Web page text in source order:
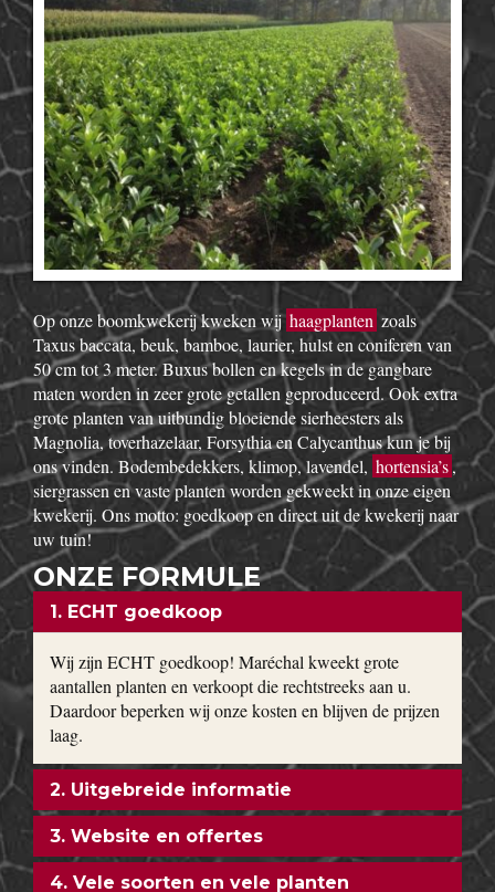
Op onze boomkwekerij kweken wijhaagplanten zoals
Taxus baccata, beuk, bamboe, laurier, hulst en coniferen van
50 cm tot 3 meter. Buxus bollen en kegels in de gangbare
maten worden in zeer grote getallen geproduceerd. Ook extra
grote planten van uitbundig bloeiende sierheesters als
Magnolia, toverhazelaar, Forsythia en Calycanthus kun je bij
ons vinden. Bodembedekkers, klimop, lavendel, hortensia’s,
siergrassen en vaste planten worden gekweekt in onze eigen
kwekerij. Ons motto: goedkoop en direct uit de kwekerij naar
uw tuin!
ONZE FORMULE
1. ECHT goedkoop
Wij zijn ECHT goedkoop! Maréchal kweekt grote
aantallen planten en verkoopt die rechtstreeks aan u.
Daardoor beperken wij onze kosten en blijven de prijzen
laag.
2. Uitgebreide informatie
3. Website en offertes
4. Vele soorten en vele planten